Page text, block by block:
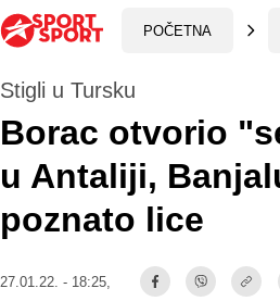
POČETNA
Stigli u Tursku
Borac otvorio
u Antaliji,
poznato lice
27.01.22. - 18:25,